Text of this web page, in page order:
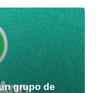
grupo de